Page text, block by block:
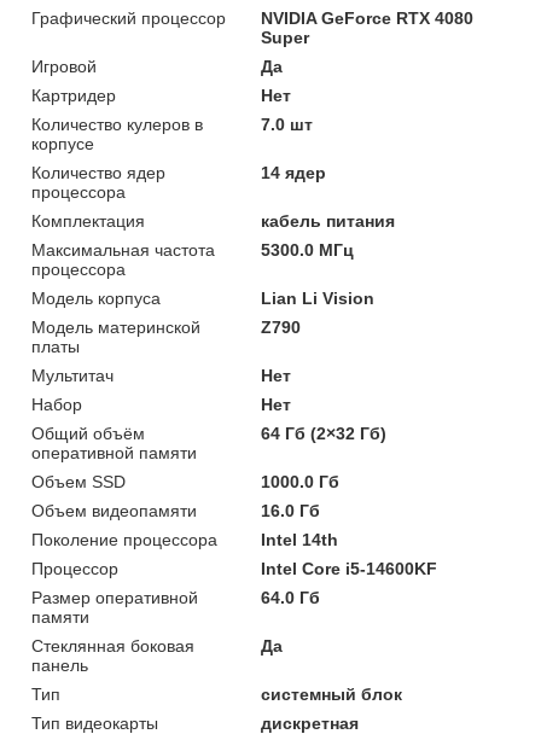
Графический процессор
NVIDIA GeForce RTX 4080
Super
Игровой
Да
Картридер
Нет
Количество кулеров в
корпусе
7.0 шт
Количество ядер
процессора
14 ядер
Комплектация
кабель питания
Максимальная частота
процессора
5300.0 МГц
Модель корпуса
Lian Li Vision
Модель материнской
платы
Z790
Мультитач
Нет
Набор
Нет
Общий объём
оперативной памяти
64 Гб (2×32 Гб)
Объем SSD
1000.0 Гб
Объем видеопамяти
16.0 Гб
Поколение процессора
Intel 14th
Процессор
Intel Core i5-14600KF
Размер оперативной
памяти
64.0 Гб
Стеклянная боковая
панель
Да
Тип
системный блок
Тип видеокарты
дискретная